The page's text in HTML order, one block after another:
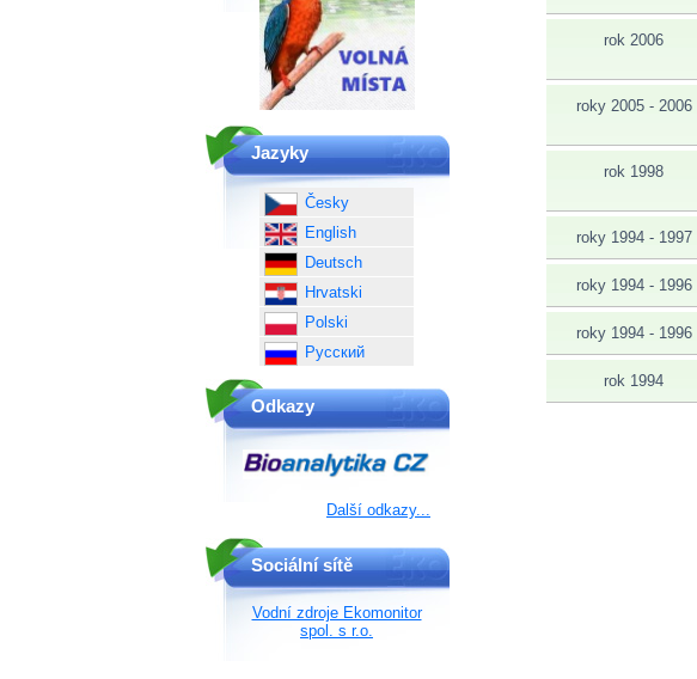
rok 2006
roky 2005 - 2006
rok 1998
roky 1994 - 1997
roky 1994 - 1996
roky 1994 - 1996
rok 1994
Jazyky
Česky
English
Deutsch
Hrvatski
Polski
Русский
Odkazy
Další odkazy...
Sociální sítě
Vodní zdroje Ekomonitor
spol. s r.o.